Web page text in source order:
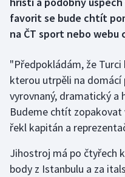
Dostihy
Florbal
Futsal
Golf
Gymnastika
Házená
favorit se bude chtít
na ČT sport nebo webu
"Předpokládám, že
kterou utrpěli na domácí
vyrovnaný, dramatický a
Budeme chtít zopakovat
řekl kapitán a
Jihostroj má po čtyřech
body z Istanbulu a za